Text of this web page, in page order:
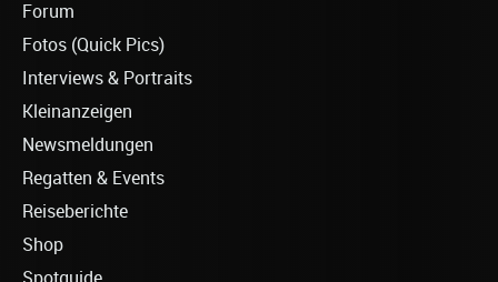
Forum
Fotos (Quick Pics)
Interviews & Portraits
Kleinanzeigen
Newsmeldungen
Regatten & Events
Reiseberichte
Shop